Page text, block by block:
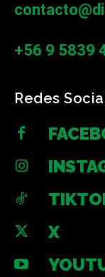
+56 9 5839
Redes
X